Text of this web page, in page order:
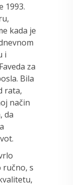
1993.
kada je
i
za
Bila
rata,
način
da
ručno, s